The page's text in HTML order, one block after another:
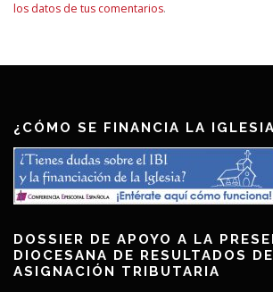
los datos de tus comentarios.
¿CÓMO SE FINANCIA LA
DOSSIER DE APOYO A LA
DIOCESANA DE RESULTADOS
ASIGNACIÓN TRIBUTARIA